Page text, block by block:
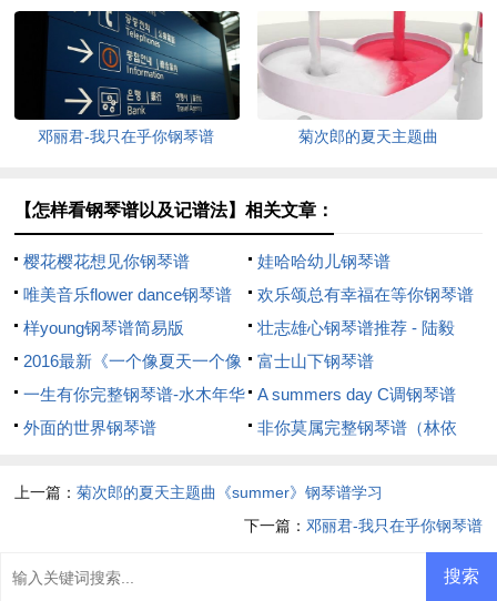
谱
邓丽君-我只在乎你钢琴谱
菊次郎的夏天主题曲
【怎样看钢琴谱以及记谱法】相关文章：
樱花樱花想见你钢琴谱
娃哈哈幼儿钢琴谱
唯美音乐flower dance钢琴谱
欢乐颂总有幸福在等你钢琴谱
样young钢琴谱简易版
壮志雄心钢琴谱推荐 - 陆毅
2016最新《一个像夏天一个像
秋天》钢琴谱
富士山下钢琴谱
一生有你完整钢琴谱-水木年华
A summers day C调钢琴谱
外面的世界钢琴谱
非你莫属完整钢琴谱（林依
上一篇：菊次郎的夏天主题曲《summer》钢琴谱学习
下一篇： 邓丽君-我只在乎你钢琴谱